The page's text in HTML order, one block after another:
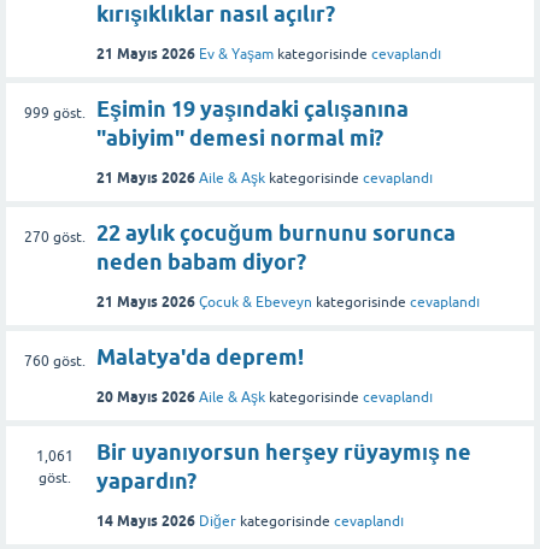
kırışıklıklar nasıl açılır?
21 Mayıs 2026 Ev & Yaşam kategorisinde cevaplandı
999 göst.
Eşimin 19 yaşındaki çalışanına
"abiyim" demesi normal mi?
21 Mayıs 2026 Aile & Aşk kategorisinde cevaplandı
270göst.
22 aylık çocuğum burnunu sorunca
neden babam diyor?
21 Mayıs 2026 Çocuk & Ebeveyn kategorisinde cevaplandı
760göst. Malatya'da deprem!
20 Mayıs 2026 Aile & Aşk kategorisinde cevaplandı
1,061
göst.
Bir uyanıyorsun herşey rüyaymış ne
yapardın?
14 Mayıs 2026 Diğer kategorisinde cevaplandı